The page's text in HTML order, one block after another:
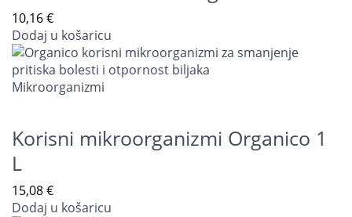
10,16€
Dodaj u košaricu
Mikroorganizmi
Korisni mikroorganizmi Organico 1
L
15,08€
Dodaj u košaricu